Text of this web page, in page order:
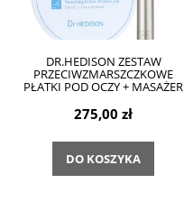
DR.HEDISON ZESTAW
PRZECIWZMARSZCZKOWE
PŁATKI POD OCZY + MASAŻER
275,00 zł
DO KOSZYKA